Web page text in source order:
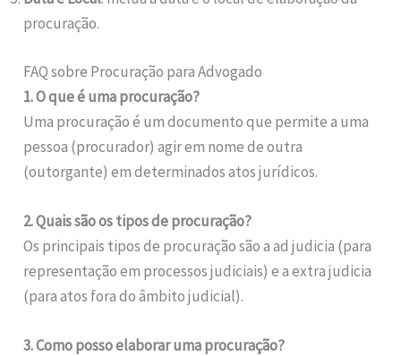
procuração.
FAQ sobre Procuração para Advogado
1. O que é uma procuração?
Uma procuração é um documento que permite a uma
pessoa (procurador) agir em nome de outra
(outorgante) em determinados atos jurídicos.
2. Quais são os tipos de procuração?
Os principais tipos de procuração são a ad judicia (para
representação em processos judiciais) e a extra judicia
(para atos fora do âmbito judicial).
3. Como posso elaborar uma procuração?